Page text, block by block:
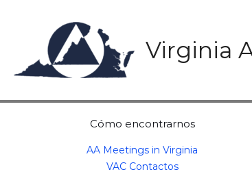
Virginia
Cómo encontrarnos
AA Meetings in Virginia
VAC Contactos